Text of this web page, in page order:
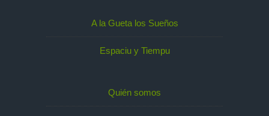
A la Gueta los Sueños
Espaciu y Tiempu
Quién somos